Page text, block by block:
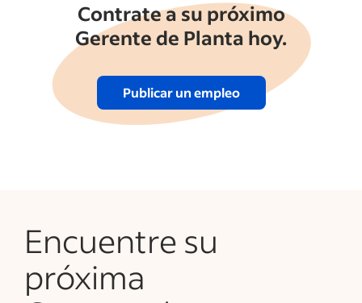
Contrate a su próximo
Gerente de Planta hoy.
Publicar un empleo
Encuentre su
próxima